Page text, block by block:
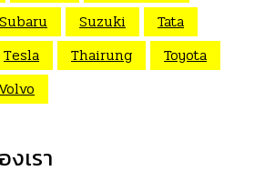
Subaru Suzuki
Tata
Tesla Thairung
Toyota
เรา